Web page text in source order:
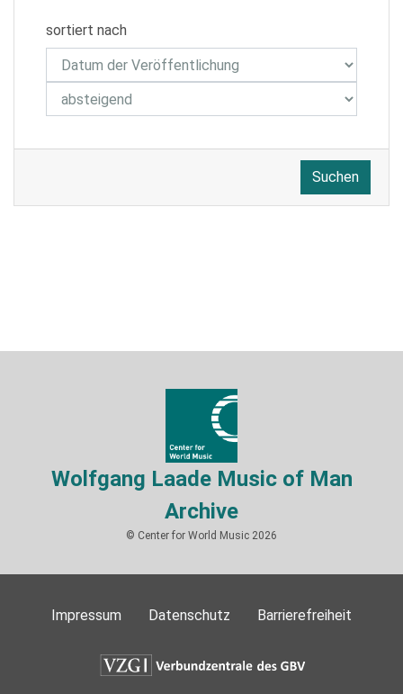
sortiert nach
Suchen
Wolfgang Laade Music of Man
Archive
© Center for World Music 2026
Impressum Datenschutz Barrierefreiheit